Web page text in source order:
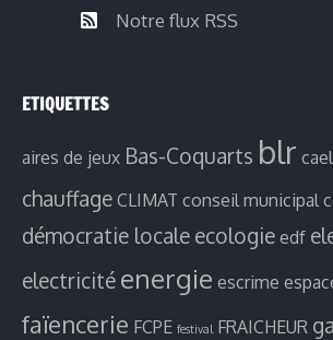
Notre flux RSS
ETIQUETTES
aires de jeux Bas-Coquarts blr cael
chauffage CLIMAT conseil municipal
démocratie locale ecologie edf
electricité energie escrime
faïencerie FCPE festival FRAICHEUR